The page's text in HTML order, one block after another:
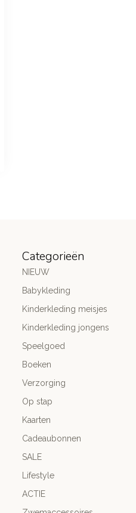
Categorieën
NIEUW
Babykleding
Kinderkleding meisjes
Kinderkleding jongens
Speelgoed
Boeken
Verzorging
Op stap
Kaarten
Cadeaubonnen
SALE
Lifestyle
ACTIE